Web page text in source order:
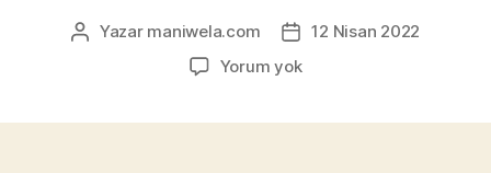
Yazının
Yazar maniwela.com
Yazı
tarihi
12 Nisan 2022
Yorum yokBursa